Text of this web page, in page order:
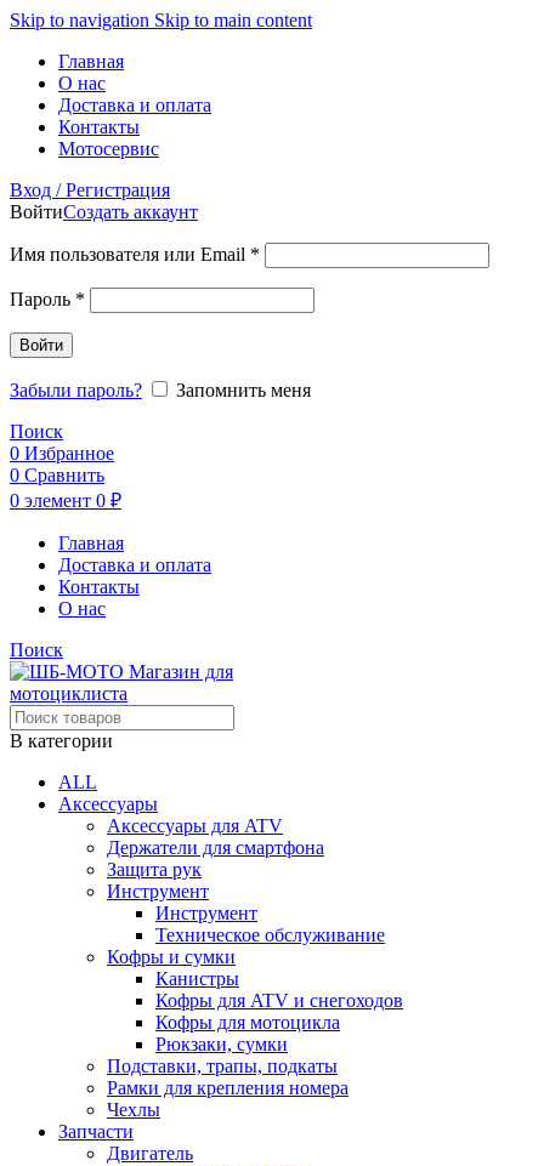
Skip to navigation Skip to main content
Главная
О нас
Доставка и оплата
Контакты
Мотосервис
Вход / Регистрация
ВойтиСоздать аккаунт
Имя пользователя или Email *
Пароль *
Войти
Забыли пароль?
Запомнить меня
Поиск
0 Избранное
0 Сравнить
0 элемент 0 ₽
Главная
Доставка и оплата
Контакты
О нас
Поиск
В категории
ALL
Аксессуары
Аксессуары для ATV
Держатели для смартфона
Защита рук
Инструмент
Инструмент
Техническое обслуживание
Кофры и сумки
Канистры
Кофры для ATV и снегоходов
Кофры для мотоцикла
Рюкзаки, сумки
Подставки, трапы, подкаты
Рамки для крепления номера
Чехлы
Запчасти
Двигатель